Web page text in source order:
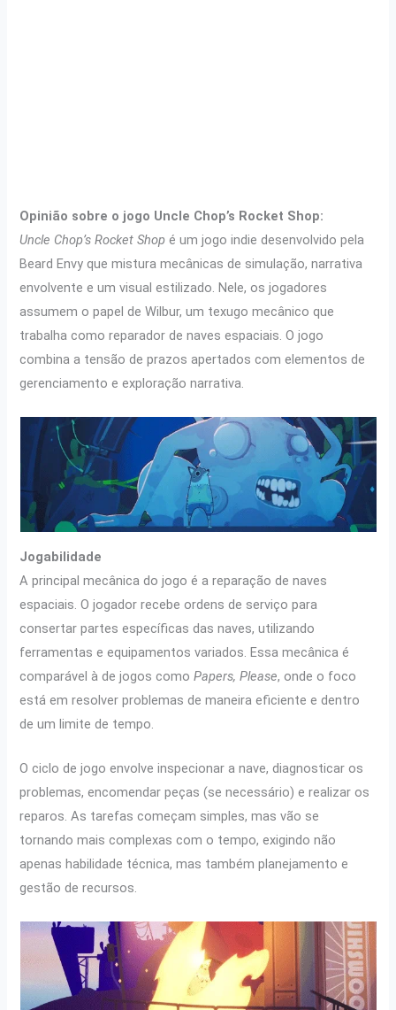
Opinião sobre o jogo Uncle Chop’s Rocket Shop:
Uncle Chop’s Rocket Shop é um jogo indie desenvolvido pela
Beard Envy que mistura mecânicas de simulação, narrativa
envolvente e um visual estilizado. Nele, os jogadores
assumem o papel de Wilbur, um texugo mecânico que
trabalha como reparador de naves espaciais. O jogo
combina a tensão de prazos apertados com elementos de
gerenciamento e exploração narrativa.
Jogabilidade
A principal mecânica do jogo é a reparação de naves
espaciais. O jogador recebe ordens de serviço para
consertar partes específicas das naves, utilizando
ferramentas e equipamentos variados. Essa mecânica é
comparável à de jogos comoPapers, Please, onde o foco
está em resolver problemas de maneira eficiente e dentro
de um limite de tempo.
O ciclo de jogo envolve inspecionar a nave, diagnosticar os
problemas, encomendar peças (se necessário) e realizar os
reparos. As tarefas começam simples, mas vão se
tornando mais complexas com o tempo, exigindo não
apenas habilidade técnica, mas também planejamento e
gestão de recursos.